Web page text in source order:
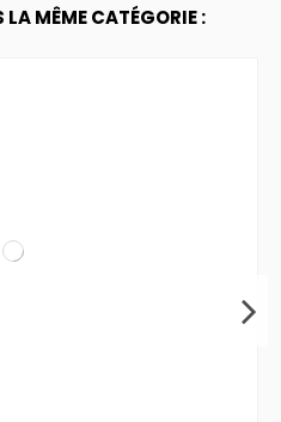
MÊME CATÉGORIE :